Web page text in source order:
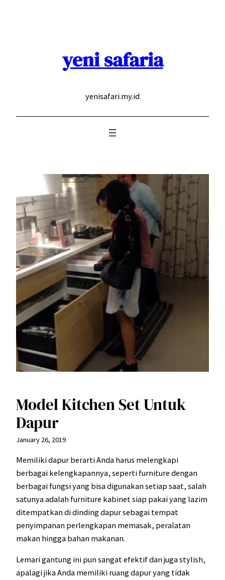
yeni safaria
yenisafari.my.id
Model Kitchen Set Untuk
Dapur
January 26, 2019
Memiliki dapur berarti Anda harus melengkapi
berbagai kelengkapannya, seperti furniture dengan
berbagai fungsi yang bisa digunakan setiap saat, salah
satunya adalah furniture kabinet siap pakai yang lazim
ditempatkan di dinding dapur sebagai tempat
penyimpanan perlengkapan memasak, peralatan
makan hingga bahan makanan.
Lemari gantung ini pun sangat efektif dan juga stylish,
apalagi jika Anda memiliki ruang dapur yang tidak